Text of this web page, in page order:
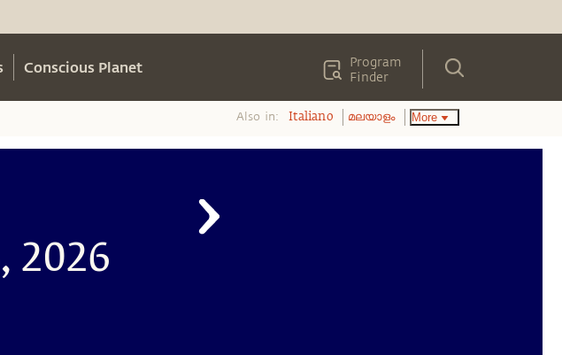
Conscious Planet
Program
Finder
Also in: Italiano മലയാളം More
2026